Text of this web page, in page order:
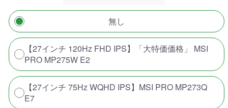
無し
【27インチ 120Hz FHD IPS】「大特価価格」 MSI
PRO MP275W E2
【27インチ 75Hz WQHD IPS】MSI PRO MP273Q
E7